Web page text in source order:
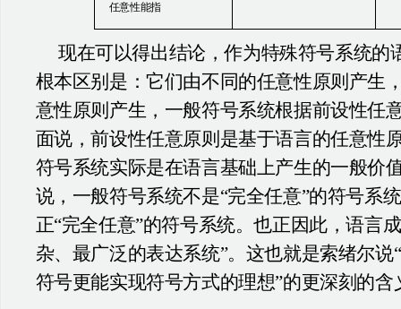
任意性能指
现在可以得出结论，作为特殊符号系统的
根本区别是：它们由不同的任意性原则产生
意性原则产生，一般符号系统根据前设性任
面说，前设性任意原则是基于语言的任意性
符号系统实际是在语言基础上产生的一般价
说，一般符号系统不是“完全任意”的符号系
正“完全任意”的符号系统。也正因此，语言
杂、最广泛的表达系统”。这也就是索绪尔说
符号更能实现符号方式的理想”的更深刻的含